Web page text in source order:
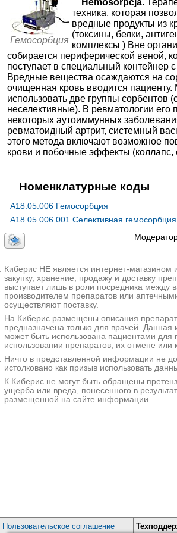
10000₽ Запись
Клиника Екатерининская на
Краснодар; Кубанская наб., д. 37/1;
..показать
10100₽ Запись
СфераМед в Гостиничном проезде
Москва; Гостиничный пр-д, д. 6, корп. 2; м.
+7(495..показать
13000₽ Запись
Семейный доктор на Мичуринском
Москва; Мичуринский пр-т, д. 34; м. Раменки
+7(495 ..показать
МЦ Корсаков в Мытищах
+7(495..показать
16500₽ Запись
МЦ Корсаков на 3-й Черкизовской
Москва; ул. Малая Черкизовская, д. 14
+7(499 ..показать
16500₽ Запись
Клиника НАКФФ на Угрешской
+7(495..показать
37485₽ Запись
Медицина 24/7 на Автозаводской
Москва; ул. Автозаводская, д. 16, корп. 2; м.
+7(495
223600₽ Запись
ГКБ №31 на проспекте Динамо
Санкт-Петербург; пр-т Динамо, д. 3; м.
Фотоферез
Плазмосорбция
Тромбоцитаферез
Гемосорбция
техника, которая
вредные продукты из
(токсины, белки,
комплексы ) Вне
собирается периферической веной,
поступает в специальный контейнер
Вредные вещества осаждаются на
очищенная кровь вводится
использовать две группы сорбентов
неселективные). В ревматологии его
некоторых аутоиммунных
ревматоидный артрит, системный
этого метода включают возможное
крови и побочные эффекты (коллапс,
Номенклатурные коды
A18.05.006 Гемосорбция
A18.05.006.001 Селективная
Киберис НЕ является интернет-магазином
закупку, хранение, продажу и доставку
выступает лишь в роли посредника между
производителем препаратов или
осуществляют поставку.
На Киберис размещены описания
предназначена только для врачей.
может быть использована пациентами
использовании препаратов, их отмене или
Ничто в представленной информации не
истолковано как призыв использовать
К Киберис не могут быть обращены
ущерба или вреда, понесенного в
размещенной на сайте информации.
Пользовательское соглашение